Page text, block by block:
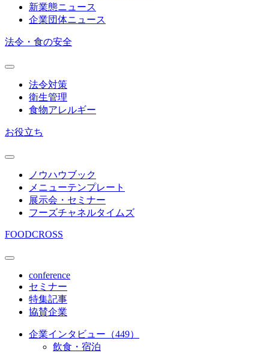
新業態ニュース
企業団体ニュース
法令・食の安全
法令対策
衛生管理
食物アレルギー
お役立ち
ノウハウブック
メニューテンプレート
展示会・セミナー
フーズチャネルタイムズ
FOODCROSS
conference
セミナー
特集記事
協賛企業
企業インタビュー（449）
飲食・宿泊